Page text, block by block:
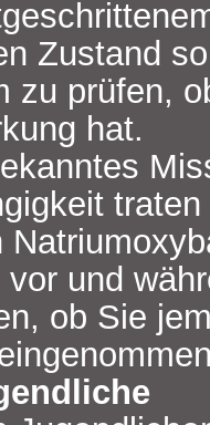
Zustand
zu prüfen,
hat.
und
ob Sie